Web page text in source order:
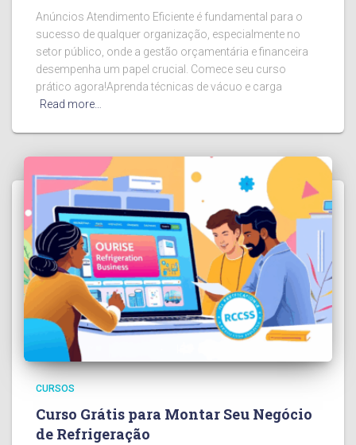
Anúncios Atendimento Eficiente é fundamental para o
sucesso de qualquer organização, especialmente no
setor público, onde a gestão orçamentária e financeira
desempenha um papel crucial. Comece seu curso
prático agora!Aprenda técnicas de vácuo e carga
Read more…
CURSOS
Curso Grátis para Montar Seu Negócio
de Refrigeração